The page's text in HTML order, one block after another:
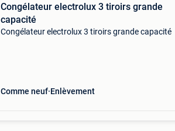
Congélateur electrolux 3 tiroirs grande
capacité
Congélateur electrolux 3 tiroirs grande capacité
Comme neuf Enlèvement